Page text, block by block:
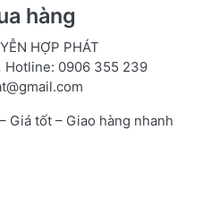
hàng
HỢP PHÁT
Hotline: 0906 355 239
Giá tốt – Giao hàng nhanh